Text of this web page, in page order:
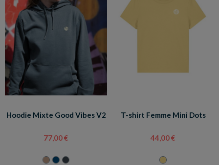
Hoodie Mixte Good Vibes V2
77,00 €
T-shirt Femme Mini Dots
44,00 €